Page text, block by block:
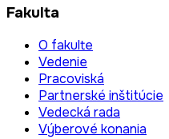
Fakulta
O fakulte
Vedenie
Pracoviská
Partnerské inštitúcie
Vedecká rada
Výberové konania